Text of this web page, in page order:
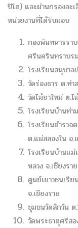
ปิโด) และผ่านกรองละ
หน่วยงานที่ได้รับมอบ
กองพันทหารรา
ศรีนครินทราบร
โรงเรียนอนุบา
วัดร่องธาร ต.ท่า
วัดไม้ยาใหม่ ต.
โรงเรียนบ้านท่
โรงเรียนตำรว
ต.แม่สลองใน อ.
โรงเรียนบ้านแ
หลวง จ.เชียงราย
ศูนย์เยาวชนเรี
จ.เชียงราย
ชุมชนวัดสักวัน ต
วัดพระธาตุศรีส